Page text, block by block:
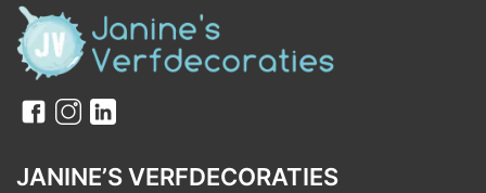
JANINE’S VERFDECORATIES